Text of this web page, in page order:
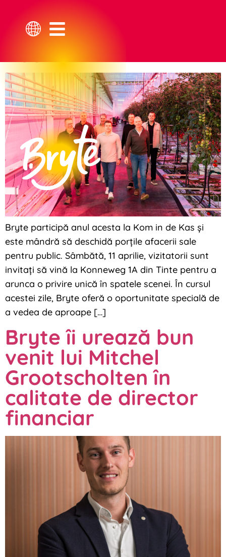
Bryte deschide ușile
în timpul Kom in de
Bryte participă anul acesta la Kom in de Kas și
este mândră să deschidă porțile afacerii sale
pentru public. Sâmbătă, 11 aprilie, vizitatorii sunt
invitați să vină la Konneweg 1A din Tinte pentru a
arunca o privire unică în spatele scenei. În cursul
acestei zile, Bryte oferă o oportunitate specială de
a vedea de aproape […]
Bryte îi urează bun
venit lui Mitchel
Grootscholten în
calitate de director
financiar